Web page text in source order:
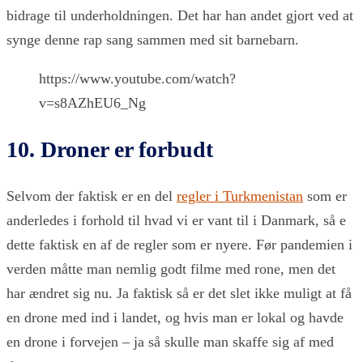
bidrage til underholdningen. Det har han andet gjort ved at
synge denne rap sang sammen med sit barnebarn.
https://www.youtube.com/watch?
v=s8AZhEU6_Ng
10. Droner er forbudt
Selvom der faktisk er en del regler i Turkmenistan som er
anderledes i forhold til hvad vi er vant til i Danmark, så e
dette faktisk en af de regler som er nyere. Før pandemien i
verden måtte man nemlig godt filme med rone, men det
har ændret sig nu. Ja faktisk så er det slet ikke muligt at få
en drone med ind i landet, og hvis man er lokal og havde
en drone i forvejen – ja så skulle man skaffe sig af med